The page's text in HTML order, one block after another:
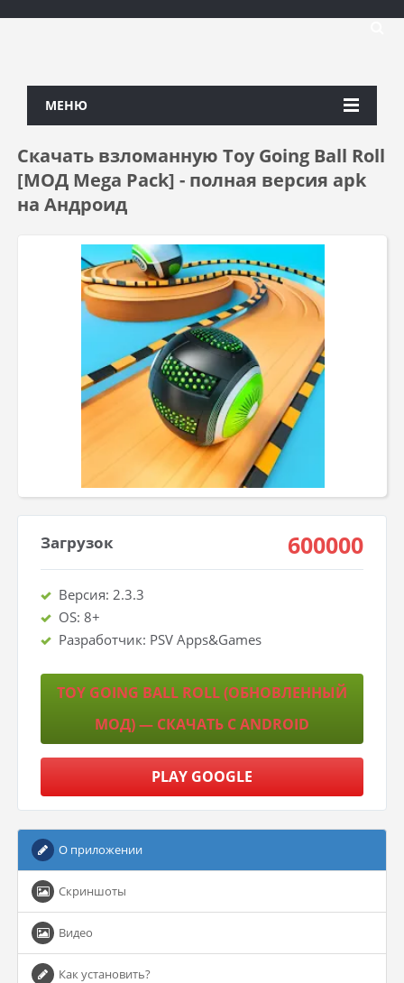
МЕНЮ
Скачать взломанную Toy Going Ball Roll
[МОД Mega Pack] - полная версия apk
на Андроид
Загрузок 600000
Версия: 2.3.3
OS: 8+
Разработчик: PSV Apps&Games
TOY GOING BALL ROLL (ОБНОВЛЕННЫЙ
МОД) — СКАЧАТЬ С ANDROID
PLAY GOOGLE
О приложении
Скриншоты
Видео
Как установить?